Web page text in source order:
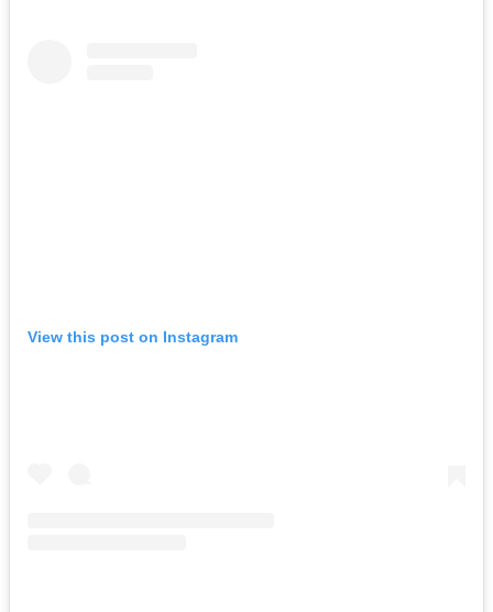
View this post on Instagram